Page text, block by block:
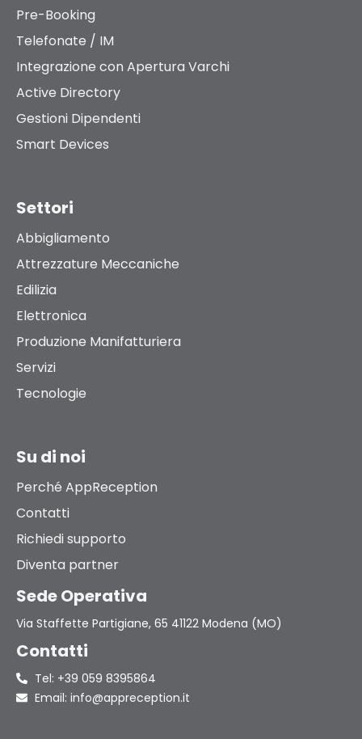
Pre-Booking
Telefonate / IM
Integrazione con Apertura Varchi
Active Directory
Gestioni Dipendenti
Smart Devices
Settori
Abbigliamento
Attrezzature Meccaniche
Edilizia
Elettronica
Produzione Manifatturiera
Servizi
Tecnologie
Su di noi
Perché AppReception
Contatti
Richiedi supporto
Diventa partner
Sede Operativa
Via Staffette Partigiane, 65 41122 Modena (MO)
Contatti
Tel: +39 059 8395864
Email: info@appreception.it